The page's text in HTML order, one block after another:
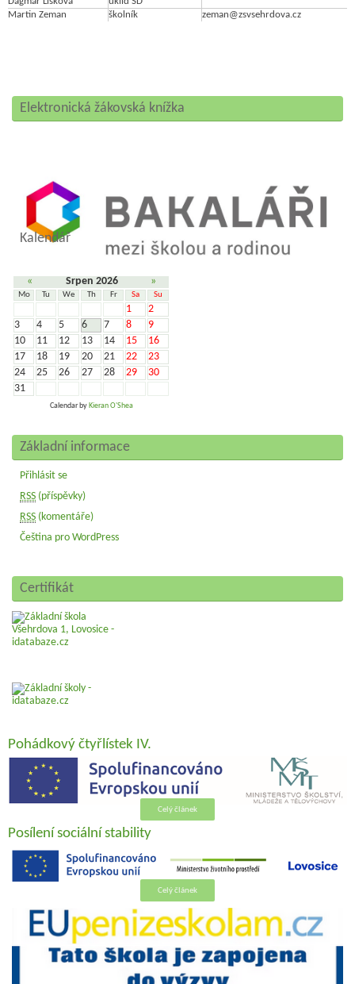
Martin Zeman
školník zeman@zsvsehrdova.cz
Elektronická žákovská knížka
Kalendář
« Srpen 2026 »
Mo Tu We Th Fr Sa Su
1
2
3
4 5 6 7 8
9
10
11 12 13 14 15
16
17
18 19 20 21 22
23
24
25 26 27 28 29
30
31
Calendar byKieran O'Shea
Základní informace
Přihlásit se
RSS (příspěvky)
RSS (komentáře)
Čeština pro WordPress
Certifikát
Pohádkový čtyřlístek IV.
Celý článek
Posílení sociální stability
Celý článek